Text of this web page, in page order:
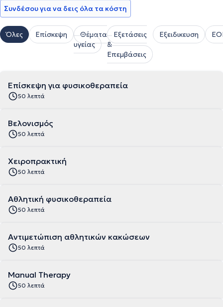
Συνδέσου για να δεις όλα τα κόστη
Όλες Επίσκεψη
Θέματα
υγείας
Εξετάσεις
&
Επεμβάσεις
Εξειδικευση
Επίσκεψη για φυσικοθεραπεία
50 λεπτά
Βελονισμός
50 λεπτά
Χειροπρακτική
50 λεπτά
Αθλητική φυσικοθεραπεία
50 λεπτά
Αντιμετώπιση αθλητικών κακώσεων
50 λεπτά
Manual Therapy
50 λεπτά